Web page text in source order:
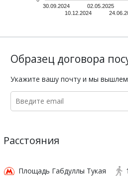
30.09.2024
10.12.2024
02.05.2025
Образец договора
Укажите вашу почту и мы
Расстояния
Площадь Габдуллы Тукая